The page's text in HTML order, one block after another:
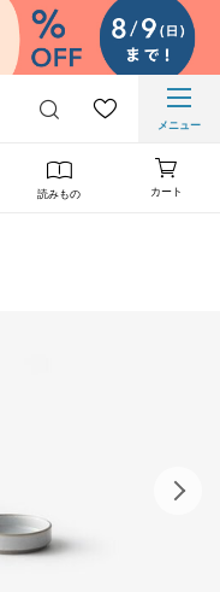
メニュー
読みもの カート